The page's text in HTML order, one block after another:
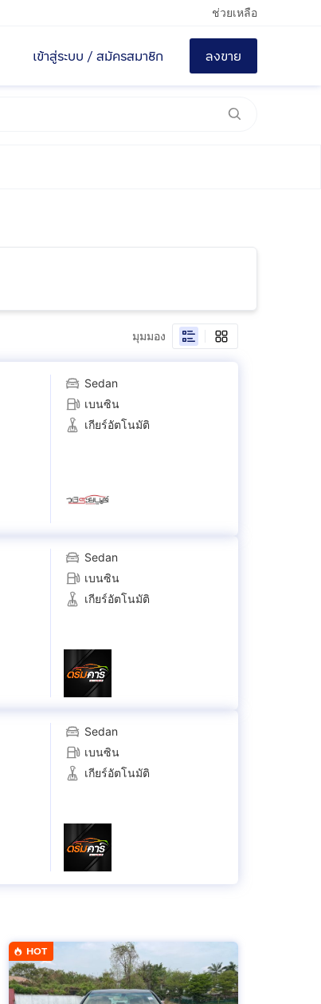
ช่วยเหลือ
เข้าสู่ระบบ / สมัครสมาชิก ลงขาย
มุมมอง
Sedan
เบนซิน
เกียร์อัตโนมัติ
Sedan
เบนซิน
เกียร์อัตโนมัติ
Sedan
เบนซิน
เกียร์อัตโนมัติ
HOT